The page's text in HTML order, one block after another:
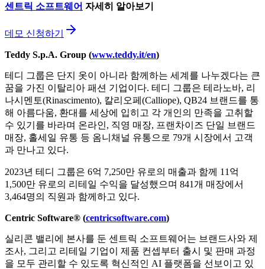
센트릭 소프트웨어 자세히 알아보기
데모 신청하기
Teddy S.p.A. Group (www.teddy.it/en)
테디 그룹은 단지 옷이 아니라 함께하는 세계를 나누겠다는 큰
꿈을 가진 이탈리아 패션 기업이다. 테디 그룹은 테라노바, 리
나시멘토(Rinascimento), 칼리오페(Calliope), QB24 브랜드를 통
해 아름다움, 환대를 세상에 입히고 각 개인의 만족을 고취할
수 있기를 바라며 온라인, 직영 매장, 프랜차이즈 단일 브랜드
매장, 홀세일 유통 등 옴니채널 유통으로 79개 시장에서 고객
과 만나고 있다.
2023년 테디 그룹은 6억 7,250만 유로의 매출과 함께 11억
1,500만 유로의 리테일 수익을 달성했으며 841개 매장에서
3,464명의 직원과 함께하고 있다.
Centric Software® (centricsoftware.com)
실리콘 밸리에 본사를 둔 센트릭 소프트웨어는 브랜드사와 제
조사, 그리고 리테일 기업이 제품 컨셉부터 출시 및 판매 과정
을 모두 관리할 수 있도록 혁신적인 AI 플랫폼을 선보이고 있